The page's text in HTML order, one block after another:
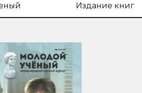
Издание книг